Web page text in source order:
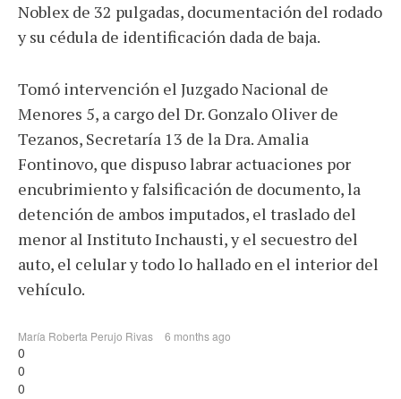
Noblex de 32 pulgadas, documentación del rodado
y su cédula de identificación dada de baja.
Tomó intervención el Juzgado Nacional de
Menores 5, a cargo del Dr. Gonzalo Oliver de
Tezanos, Secretaría 13 de la Dra. Amalia
Fontinovo, que dispuso labrar actuaciones por
encubrimiento y falsificación de documento, la
detención de ambos imputados, el traslado del
menor al Instituto Inchausti, y el secuestro del
auto, el celular y todo lo hallado en el interior del
vehículo.
María Roberta Perujo Rivas 6 months ago
0
0
0